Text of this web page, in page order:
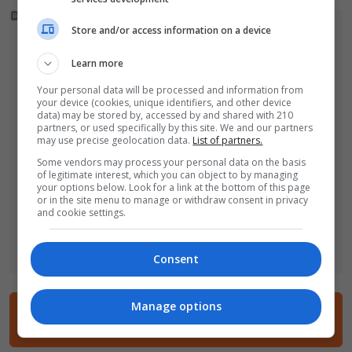
4 komentarze
Store and/or access information on a device
Learn more
Your personal data will be processed and information from
your device (cookies, unique identifiers, and other device
data) may be stored by, accessed by and shared with 210
partners, or used specifically by this site. We and our partners
may use precise geolocation data. List of partners.
Some vendors may process your personal data on the basis
of legitimate interest, which you can object to by managing
your options below. Look for a link at the bottom of this page
or in the site menu to manage or withdraw consent in privacy
and cookie settings.
Consent
Manage options